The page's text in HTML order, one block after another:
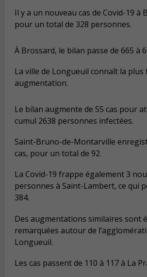
Il y a un nouveau cas de Covid-19 à
pour un total de 328 personnes.
À Brossard, le bilan passe de 665 à
La ville de Longueuil connaît la plus
augmentation.
Le bilan augmente de 55 cas pour
cumul 2638 personnes infectées.
Saint-Bruno-de-Montarville
cas, pour un total de 92.
La Covid-19 frappe également 3
personnes à Saint-Lambert, ce qui
384.
Des augmentations similaires sont
remarquées autour de
Longueuil.
Les cas passent de 110 à 117 à La